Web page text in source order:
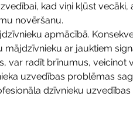
kad viņi kļūst vecāki,
novēršanu.
apmācībā.
ar jauktiem
var radīt brīnumus, veicinot
uzvedības problēmas
dzīvnieku